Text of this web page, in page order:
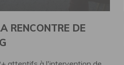
RENCONTRE DE